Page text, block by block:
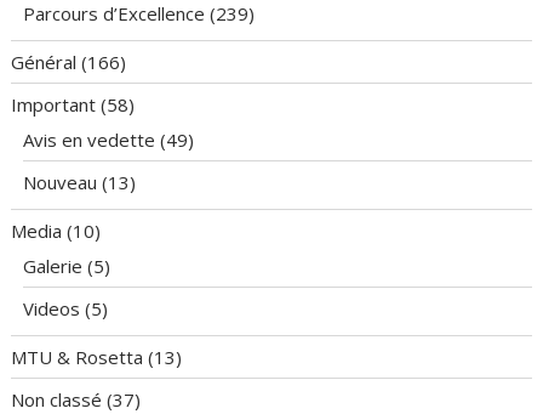
Parcours d’Excellence (239)
Général (166)
Important (58)
Avis en vedette (49)
Nouveau (13)
Media (10)
Galerie (5)
Videos (5)
MTU & Rosetta (13)
Non classé (37)